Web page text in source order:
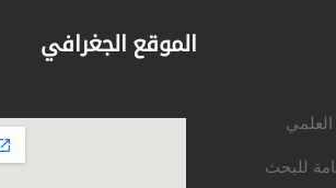
العلمي
للبحث
الموقع الجغرافي